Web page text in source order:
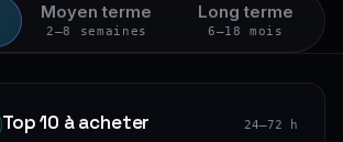
Moyen terme
2–8 semaines
Long terme
6–18 mois
Top 10 à acheter 24–72 h